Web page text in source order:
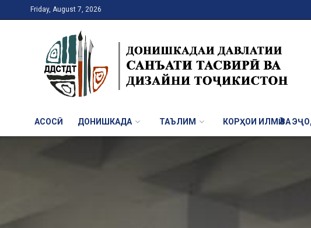
Friday, August 7, 2026
АСОСӢ ДОНИШКАДА ТАЪЛИМ КОРҲОИ ИЛМӢ ВА